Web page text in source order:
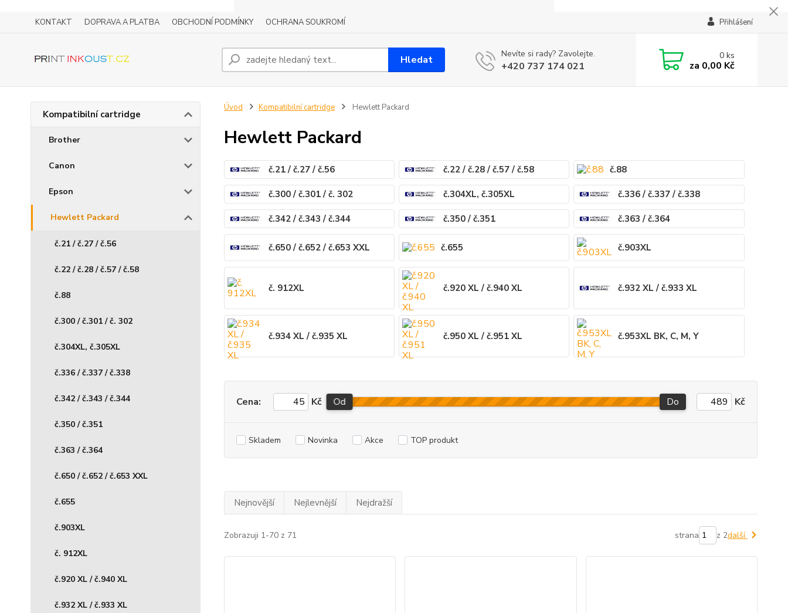
KONTAKT DOPRAVA A PLATBA OBCHODNÍ PODMÍNKY OCHRANA SOUKROMÍ Přihlášení
Hledat Nevíte si rady? Zavolejte.
+420 737 174 021
0ks
za 0,00 Kč
Kompatibilní cartridge
Brother
Canon
Epson
Hewlett Packard
č.21 / č.27 / č.56
č.22 / č.28 / č.57 / č.58
č.88
č.300 / č.301 / č. 302
č.304XL, č.305XL
č.336 / č.337 / č.338
č.342 / č.343 / č.344
č.350 / č.351
č.363 / č.364
č.650 / č.652 / č.653 XXL
č.655
č.903XL
č. 912XL
č.920 XL / č.940 XL
č.932 XL / č.933 XL
Úvod Kompatibilní cartridge Hewlett Packard
Hewlett Packard
č.21 / č.27 / č.56 č.22 / č.28 / č.57 / č.58 č.88
č.300 / č.301 / č. 302 č.304XL, č.305XL č.336 / č.337 / č.338
č.342 / č.343 / č.344 č.350 / č.351 č.363 / č.364
č.650 / č.652 / č.653 XXL č.655 č.903XL
č. 912XL č.920 XL / č.940 XL č.932 XL / č.933 XL
č.934 XL / č.935 XL č.950 XL / č.951 XL č.953XL BK, C, M, Y
Cena: Kč Od Do Kč
Skladem Novinka Akce TOP produkt
Nejnovější Nejlevnější Nejdražší
Zobrazuji 1-70 z 71 strana z 2další